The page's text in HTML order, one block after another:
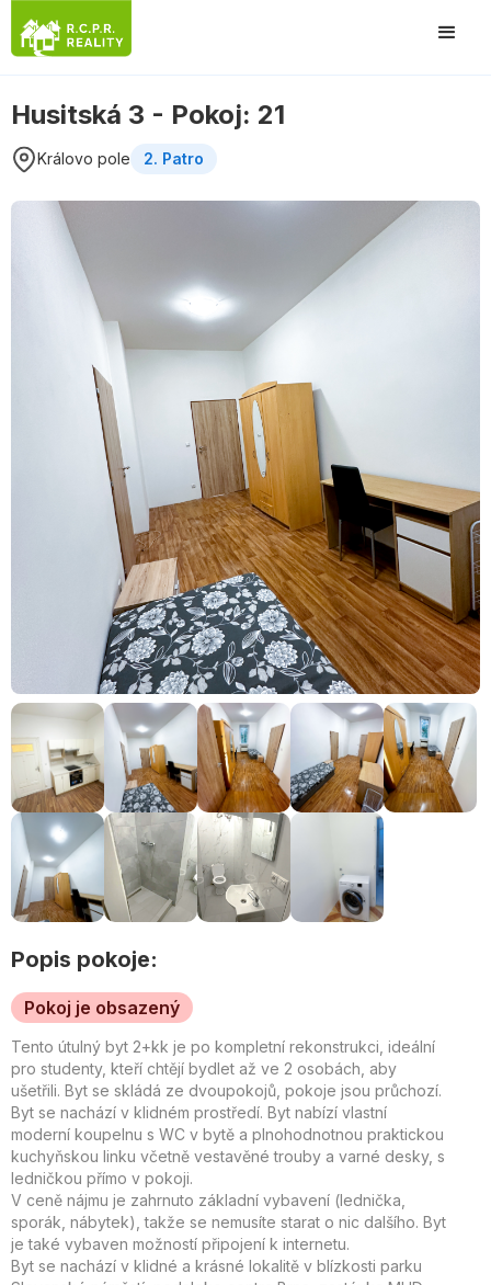
Husitská 3 - Pokoj: 21
Královo pole 2. Patro
Popis pokoje:
Pokoj je obsazený
Tento útulný byt 2+kk je po kompletní rekonstrukci, ideální
pro studenty, kteří chtějí bydlet až ve 2 osobách, aby
ušetřili. Byt se skládá ze dvoupokojů, pokoje jsou průchozí.
Byt se nachází v klidném prostředí. Byt nabízí vlastní
moderní koupelnu s WC v bytě a plnohodnotnou praktickou
kuchyňskou linku včetně vestavěné trouby a varné desky, s
ledničkou přímo v pokoji.
V ceně nájmu je zahrnuto základní vybavení (lednička,
sporák, nábytek), takže se nemusíte starat o nic dalšího. Byt
je také vybaven možností připojení k internetu.
Byt se nachází v klidné a krásné lokalitě v blízkosti parku